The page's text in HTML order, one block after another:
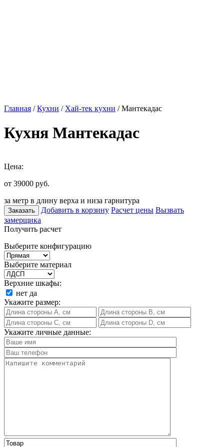
Главная /Кухни / Хай-тек кухни / Мантекадас
Кухня Мантекадас
Цена:
от 39000 руб.
за метр в длину верха и низа гарнитура
Заказать Добавить в корзину Расчет цены Вызвать
замерщика
Получить расчет
Выберите конфигурацию
Выберите материал
Верхние шкафы:
нет да
Укажите размер:
Укажите личные данные: